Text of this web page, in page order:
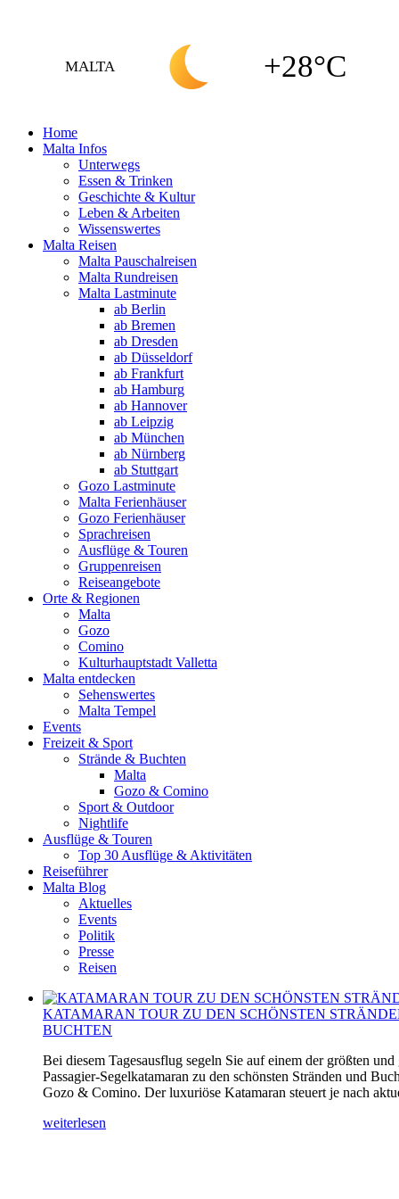
MALTA +28°C
Home
Malta Infos
Unterwegs
Essen & Trinken
Geschichte & Kultur
Leben & Arbeiten
Wissenswertes
Malta Reisen
Malta Pauschalreisen
Malta Rundreisen
Malta Lastminute
ab Berlin
ab Bremen
ab Dresden
ab Düsseldorf
ab Frankfurt
ab Hamburg
ab Hannover
ab Leipzig
ab München
ab Nürnberg
ab Stuttgart
Gozo Lastminute
Malta Ferienhäuser
Gozo Ferienhäuser
Sprachreisen
Ausflüge & Touren
Gruppenreisen
Reiseangebote
Orte & Regionen
Malta
Gozo
Comino
Kulturhauptstadt Valletta
Malta entdecken
Sehenswertes
Malta Tempel
Events
Freizeit & Sport
Strände & Buchten
Malta
Gozo & Comino
Sport & Outdoor
Nightlife
Ausflüge & Touren
Top 30 Ausflüge & Aktivitäten
Reiseführer
Malta Blog
Aktuelles
Events
Politik
Presse
Reisen
KATAMARAN TOUR ZU DEN SCHÖNSTEN
BUCHTEN
Bei diesem Tagesausflug segeln Sie auf einem der größten und
Passagier-Segelkatamaran zu den schönsten Stränden und
Gozo & Comino. Der luxuriöse Katamaran steuert je nach
weiterlesen